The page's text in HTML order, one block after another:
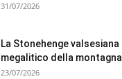
31/07/2026
La Stonehenge valsesiana
megalitico della montagna
23/07/2026